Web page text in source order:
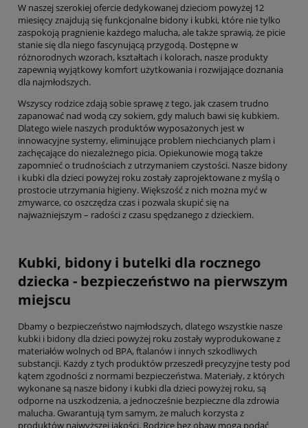
W naszej szerokiej ofercie dedykowanej dzieciom powyżej 12
miesięcy znajdują się funkcjonalne bidony i kubki, które nie tylko
zaspokoją pragnienie każdego malucha, ale także sprawią, że picie
stanie się dla niego fascynującą przygodą. Dostępne w
różnorodnych wzorach, kształtach i kolorach, nasze produkty
zapewnią wyjątkowy komfort użytkowania i rozwijające doznania
dla najmłodszych.
Wszyscy rodzice zdają sobie sprawę z tego, jak czasem trudno
zapanować nad wodą czy sokiem, gdy maluch bawi się kubkiem.
Dlatego wiele naszych produktów wyposażonych jest w
innowacyjne systemy, eliminujące problem niechcianych plam i
zachęcające do niezależnego picia. Opiekunowie mogą także
zapomnieć o trudnościach z utrzymaniem czystości. Nasze bidony
i kubki dla dzieci powyżej roku zostały zaprojektowane z myślą o
prostocie utrzymania higieny. Większość z nich można myć w
zmywarce, co oszczędza czas i pozwala skupić się na
najważniejszym – radości z czasu spędzanego z dzieckiem.
Kubki, bidony i butelki dla rocznego
dziecka - bezpieczeństwo na pierwszym
miejscu
Dbamy o bezpieczeństwo najmłodszych, dlatego wszystkie nasze
kubki i bidony dla dzieci powyżej roku zostały wyprodukowane z
materiałów wolnych od BPA, ftalanów i innych szkodliwych
substancji. Każdy z tych produktów przeszedł precyzyjne testy pod
kątem zgodności z normami bezpieczeństwa. Materiały, z których
wykonane są nasze bidony i kubki dla dzieci powyżej roku, są
odporne na uszkodzenia, a jednocześnie bezpieczne dla zdrowia
malucha. Gwarantują tym samym, że maluch korzysta z
produktów najwyższej jakości. Rodzice bez obaw mogą podać